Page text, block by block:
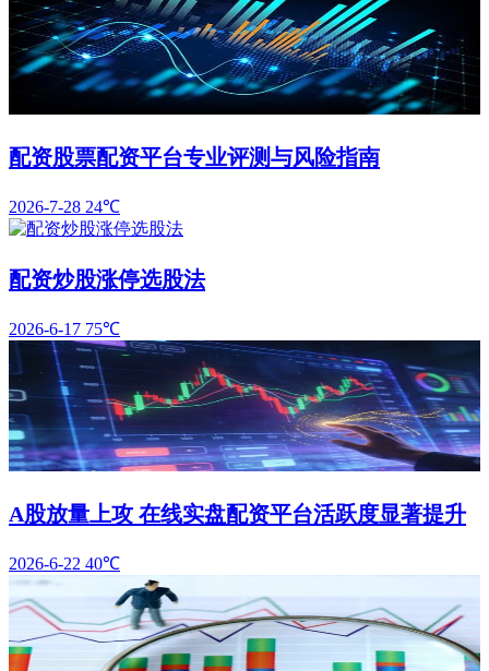
配资股票配资平台专业评测与风险指南
2026-7-28 24℃
配资炒股涨停选股法
2026-6-17 75℃
A股放量上攻 在线实盘配资平台活跃度显著提升
2026-6-22 40℃